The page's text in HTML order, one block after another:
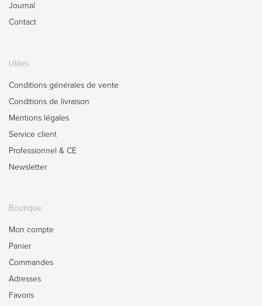
Journal
Contact
Utiles
Conditions générales de vente
Conditions de livraison
Mentions légales
Service client
Professionnel & CE
Newsletter
Boutique
Mon compte
Panier
Commandes
Adresses
Favoris